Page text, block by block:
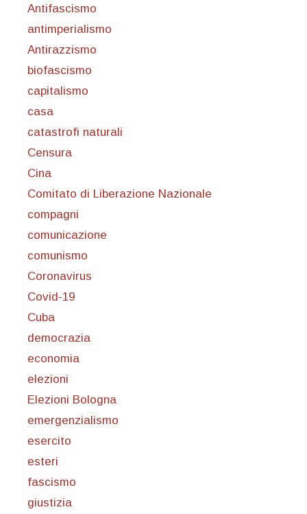
Antifascismo
antimperialismo
Antirazzismo
biofascismo
capitalismo
casa
catastrofi naturali
Censura
Cina
Comitato di Liberazione Nazionale
compagni
comunicazione
comunismo
Coronavirus
Covid-19
Cuba
democrazia
economia
elezioni
Elezioni Bologna
emergenzialismo
esercito
esteri
fascismo
giustizia